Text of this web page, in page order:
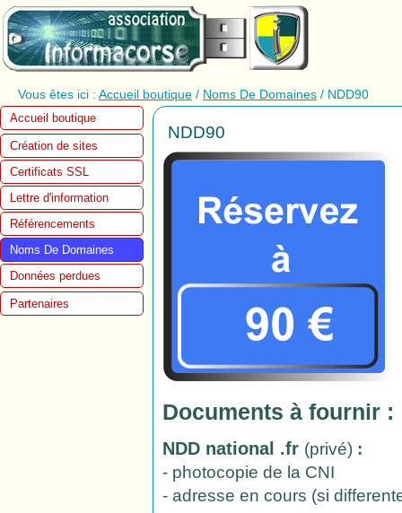
Vous êtes ici : Accueil boutique / Noms De Domaines / NDD90
Accueil boutique
Création de sites
Certificats SSL
Lettre d'information
Référencements
Noms De Domaines
Données perdues
Partenaires
NDD90
Documents à fournir :
NDD national .fr (privé) :
- photocopie de la CNI
- adresse en cours (si